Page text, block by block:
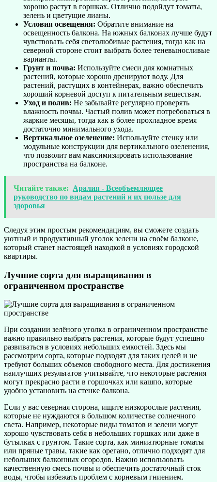
хорошо растут в горшках. Отлично подойдут томаты,
зелень и цветущие лианы.
Условия освещения: Обратите внимание на
освещенность балкона. На южных балконах лучше будут
чувствовать себя светолюбивые растения, тогда как на
северной стороне стоит выбрать более теневыносливые
варианты.
Грунт и почва: Используйте смеси для комнатных
растений, которые хорошо дренируют воду. Для
растений, растущих в контейнерах, важно обеспечить
хороший корневой доступ к питательным веществам.
Уход и полив: Не забывайте регулярно проверять
влажность почвы. Частый полив может потребоваться в
жаркие месяцы, тогда как в более прохладное время
достаточно минимального ухода.
Вертикальное озеленение: Используйте стенку или
модульные конструкции для вертикального озеленения,
что позволит вам максимизировать использование
пространства на балконе.
Читайте также: Аралия - Всеобъемлющее
руководство по видам растений и их пользе для
здоровья
Следуя этим простым рекомендациям, вы сможете создать
уютный и продуктивный уголок зелени на своём балконе,
который станет настоящей находкой в условиях городской
квартиры.
Лучшие сорта для выращивания в
ограниченном пространстве
При создании зелёного уголка в ограниченном пространстве
важно правильно выбрать растения, которые будут успешно
развиваться в условиях небольших емкостей. Здесь мы
рассмотрим сорта, которые подходят для таких целей и не
требуют больших объемов свободного места. Для достижения
наилучших результатов учитывайте, что некоторые растения
могут прекрасно расти в горшочках или кашпо, которые
удобно установить на стенке балкона.
Если у вас северная сторона, ищите низкорослые растения,
которые не нуждаются в большом количестве солнечного
света. Например, некоторые виды томатов и зелени могут
хорошо чувствовать себя в небольших горшках или даже в
бутылках с грунтом. Такие сорта, как миниатюрные томаты
или пряные травы, такие как орегано, отлично подходят для
небольших балконных огородов. Важно использовать
качественную смесь почвы и обеспечить достаточный сток
воды, чтобы избежать проблем с корневым гниением.